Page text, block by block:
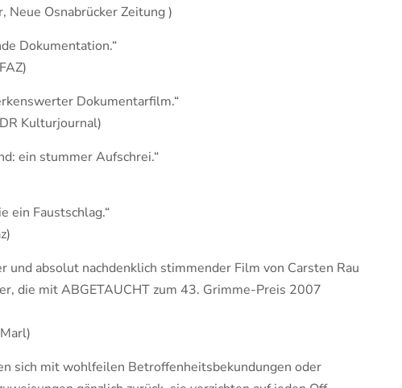
Neue Osnabrücker Zeitung )
Dokumentation.“
Dokumentarfilm.“
Kulturjournal)
ein stummer Aufschrei.“
ein Faustschlag.“
und absolut nachdenklich stimmender Film von Carsten Rau
die mit ABGETAUCHT zum 43. Grimme-Preis 2007
sich mit wohlfeilen Betroffenheitsbekundungen oder